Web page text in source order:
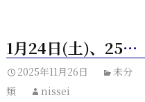
1月24日(土)、25日(日)【Lumino（ルミノ）】駿河区小鹿にて完成現場見学会開催
2025年11月26日
未分
類
nissei